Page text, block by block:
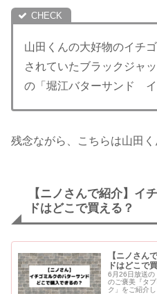
山田くんの大好物のイチ
されていたブラックジャ
の「堀江バターサンド イ
残念ながら、こちらは山田
【ニノさんで紹介】イ
ドはどこで買える？
【ニノさん
ドはどこで
6月26日放送の
のご褒美『タ
ク」をご紹介